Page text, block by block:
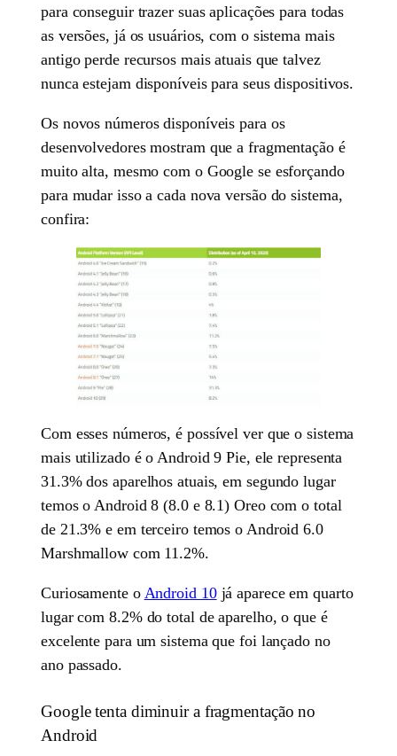
para conseguir trazer suas aplicações para todas
as versões, já os usuários, com o sistema mais
antigo perde recursos mais atuais que talvez
nunca estejam disponíveis para seus dispositivos.
Os novos números disponíveis para os
desenvolvedores mostram que a fragmentação é
muito alta, mesmo com o Google se esforçando
para mudar isso a cada nova versão do sistema,
confira:
Com esses números, é possível ver que o sistema
mais utilizado é o Android 9 Pie, ele representa
31.3% dos aparelhos atuais, em segundo lugar
temos o Android 8 (8.0 e 8.1) Oreo com o total
de 21.3% e em terceiro temos o Android 6.0
Marshmallow com 11.2%.
Curiosamente o Android 10já aparece em quarto
lugar com 8.2% do total de aparelho, o que é
excelente para um sistema que foi lançado no
ano passado.
Google tenta diminuir a fragmentação no
Android